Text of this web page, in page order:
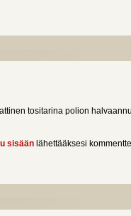
tositarina polion
The
sisään lähettääksesi